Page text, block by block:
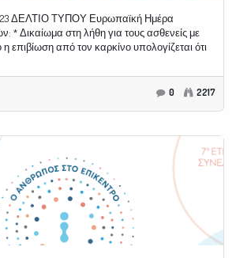
ΔΕΛΤΙΟ ΤΥΠΟΥ Ευρωπαϊκή Ημέρα
* Δικαίωμα στη λήθη για τους ασθενείς με
επιβίωση από τον καρκίνο υπολογίζεται ότι
0 2217